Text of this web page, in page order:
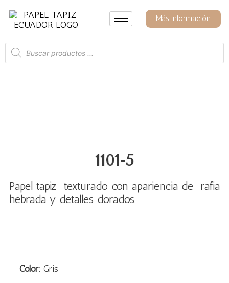
contenido
Más información
Búsqueda
de
productos
1101-5
Papel tapiz texturado con apariencia de rafia
hebrada y detalles dorados.
Color: Gris